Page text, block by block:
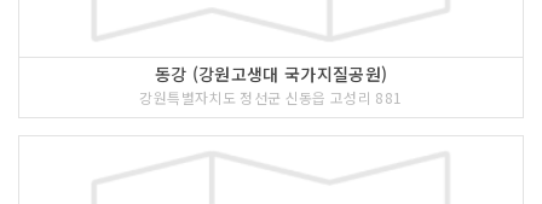
동강 (강원고생대 국가지질공원)
강원특별자치도 정선군 신동읍 고성리 881